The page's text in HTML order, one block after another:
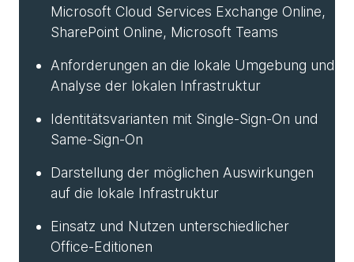
Microsoft Cloud Services Exchange Online,
SharePoint Online, Microsoft Teams
Anforderungen an die lokale Umgebung und
Analyse der lokalen Infrastruktur
Identitätsvarianten mit Single-Sign-On und
Same-Sign-On
Darstellung der möglichen Auswirkungen
auf die lokale Infrastruktur
Einsatz und Nutzen unterschiedlicher
Office-Editionen